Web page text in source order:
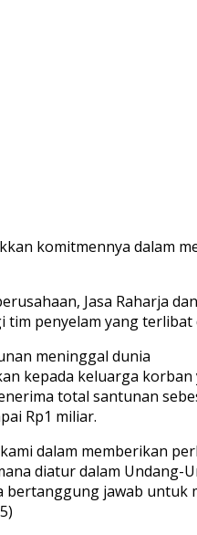
komitmennya dalam
Jasa Raharja
penyelam yang terlibat
meninggal dunia
kepada keluarga
total santunan
Rp1 miliar.
dalam memberikan
diatur dalam
bertanggung jawab